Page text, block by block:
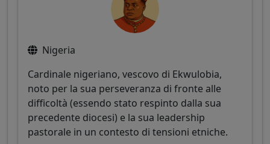
Nigeria
Cardinale nigeriano, vescovo di Ekwulobia,
noto per la sua perseveranza di fronte alle
difficoltà (essendo stato respinto dalla sua
precedente diocesi) e la sua leadership
pastorale in un contesto di tensioni etniche.